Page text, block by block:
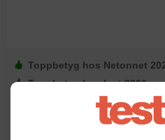
Toppbetyg hos Netonnet
Toppbetyg hos Inet 2026.
Toppbetyg hos Komplett
Toppbetyg hos Elgiganten